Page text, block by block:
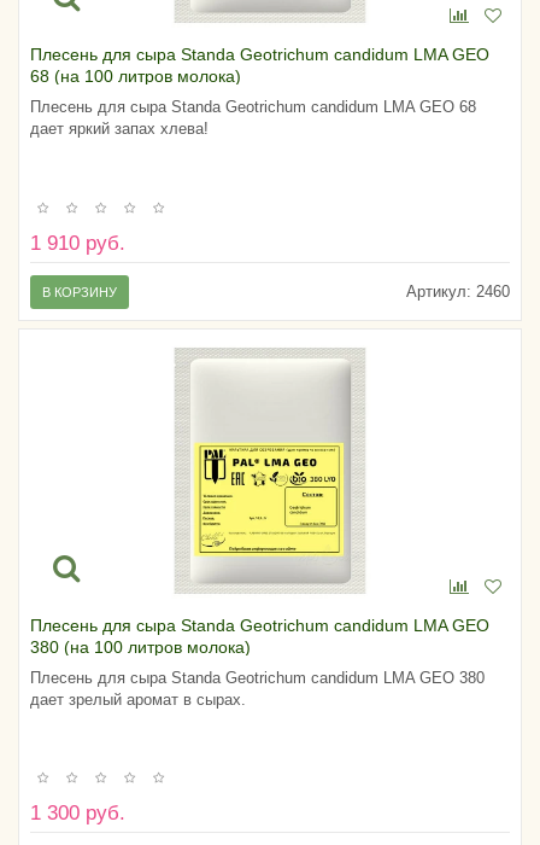
Плесень для сыра Standa Geotrichum candidum LMA GEO
68 (на 100 литров молока)
Плесень для сыра Standa Geotrichum candidum LMA GEO 68
дает яркий запах хлева!
1 910 руб.
Артикул: 2460
В КОРЗИНУ
Плесень для сыра Standa Geotrichum candidum LMA GEO
380 (на 100 литров молока)
Плесень для сыра Standa Geotrichum candidum LMA GEO 380
дает зрелый аромат в сырах.
1 300 руб.